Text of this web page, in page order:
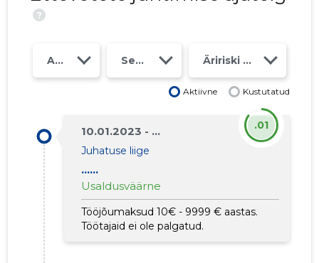
?
Aasta Seosed Äririski klass
Aktiivne Kustutatud
10.01.2023 - ...
Juhatuse liige
......
Usaldusväärne
Tööjõumaksud 10€ - 9999 € aastas.
Töötajaid ei ole palgatud.
.01